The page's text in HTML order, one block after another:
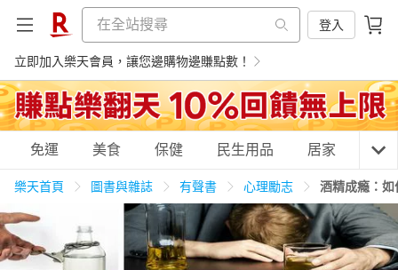
登入
立即加入樂天會員，讓您邊購物邊賺點數！
購物網分類
天天免運 美食蛋糕 養生保健 民生用品
免運 美食 保健 民生用品 居家 3C
樂天首頁 圖書與雜誌 有聲書 心理勵志 酒精成瘾：